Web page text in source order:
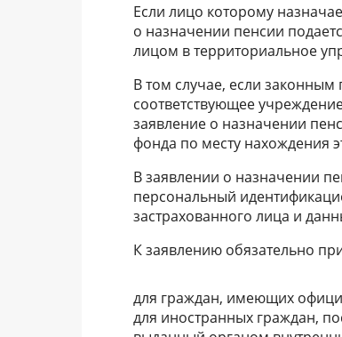
Если лицо которому
о назначении пенсии
лицом в территориальное
В том случае, если законным
соответствующее
заявление о назначении
фонда по месту нахождения
В заявлении о назначении
персональный
застрахованного лица и
К заявлению обязательно
для граждан, имеющих
для иностранных граждан,